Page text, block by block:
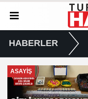
HABERLER
SPOR